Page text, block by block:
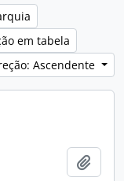
em tabela
Ascendente